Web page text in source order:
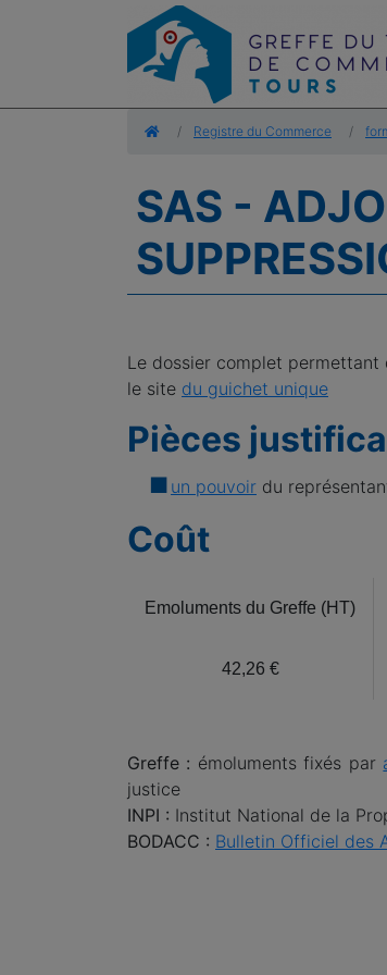
AccueilRegistre du Commerce
SAS -
Le dossier complet
le site du guichet unique
Pièces
un pouvoir du
Coût
Emoluments du Greffe (HT)
42,26 €
Greffe : émoluments fixés par
justice
INPI : Institut National de la
BODACC : Bulletin Officiel des